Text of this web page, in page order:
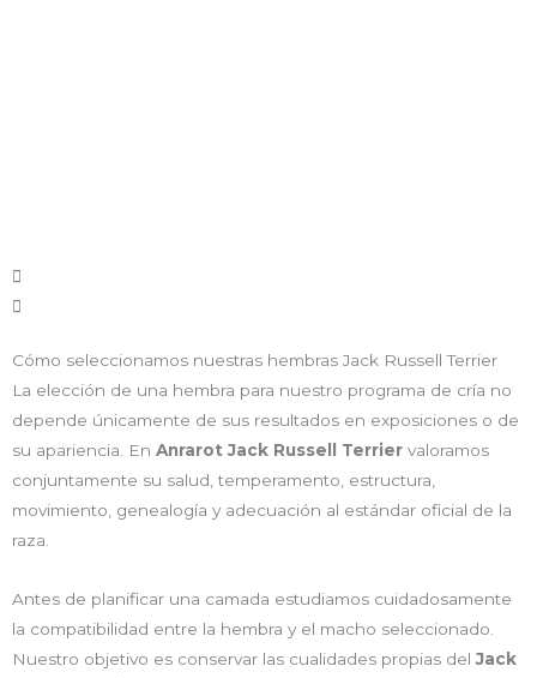
Cómo seleccionamos nuestras hembras Jack Russell Terrier
La elección de una hembra para nuestro programa de cría no
depende únicamente de sus resultados en exposiciones o de
su apariencia. En Anrarot Jack Russell Terrier valoramos
conjuntamente su salud, temperamento, estructura,
movimiento, genealogía y adecuación al estándar oficial de la
raza.
Antes de planificar una camada estudiamos cuidadosamente
la compatibilidad entre la hembra y el macho seleccionado.
Nuestro objetivo es conservar las cualidades propias delJack